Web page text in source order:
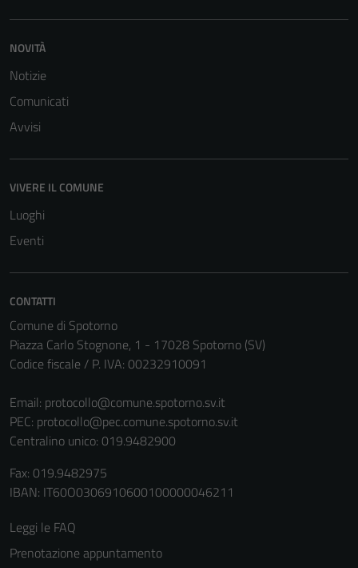
NOVITÀ
Notizie
Comunicati
Avvisi
VIVERE IL COMUNE
Luoghi
Eventi
CONTATTI
Comune di Spotorno
Piazza Carlo Stognone, 1 - 17028 Spotorno (SV)
Codice fiscale / P. IVA: 00232910091
Email: protocollo@comune.spotorno.sv.it
PEC: protocollo@pec.comune.spotorno.sv.it
Centralino unico: 019.9482900
Fax: 019.9482975
IBAN: IT60O0306910600100000046211
Leggi le FAQ
Prenotazione appuntamento